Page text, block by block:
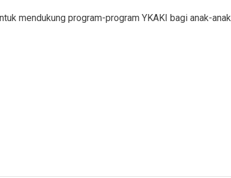
mendukung program-program YKAKI bagi anak-anak